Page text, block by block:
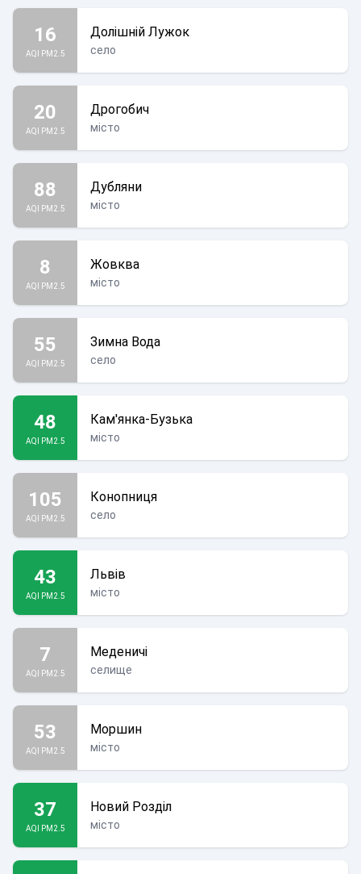
16
AQI PM2.5
Долішній Лужок
село
20
AQI PM2.5
Дрогобич
місто
88
AQI PM2.5
Дубляни
місто
8
AQI PM2.5
Жовква
місто
55
AQI PM2.5
Зимна Вода
село
48
AQI PM2.5
Кам'янка-Бузька
місто
105
AQI PM2.5
Конопниця
село
43
AQI PM2.5
Львів
місто
7
AQI PM2.5
Меденичі
селище
53
AQI PM2.5
Моршин
місто
37
AQI PM2.5
Новий Розділ
місто